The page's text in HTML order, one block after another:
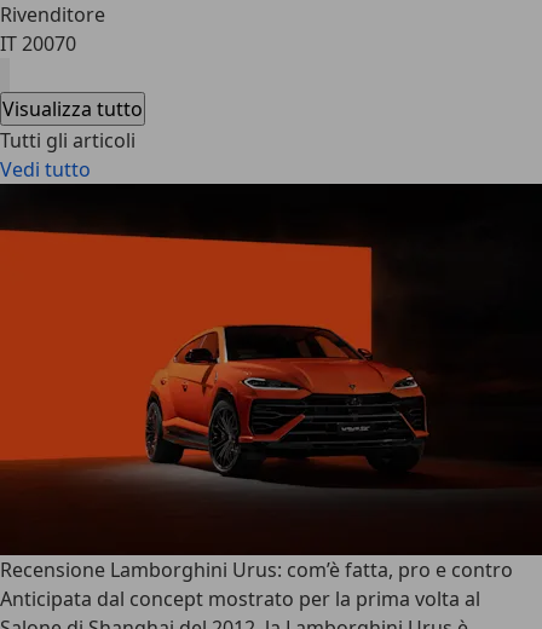
Rivenditore
IT 20070
Visualizza tutto
Tutti gli articoli
Vedi tutto
Recensione Lamborghini Urus: com’è fatta, pro e contro
Anticipata dal concept mostrato per la prima volta al